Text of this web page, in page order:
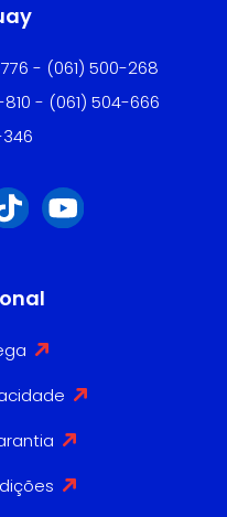
- (061) 500-268
- (061) 504-666
346